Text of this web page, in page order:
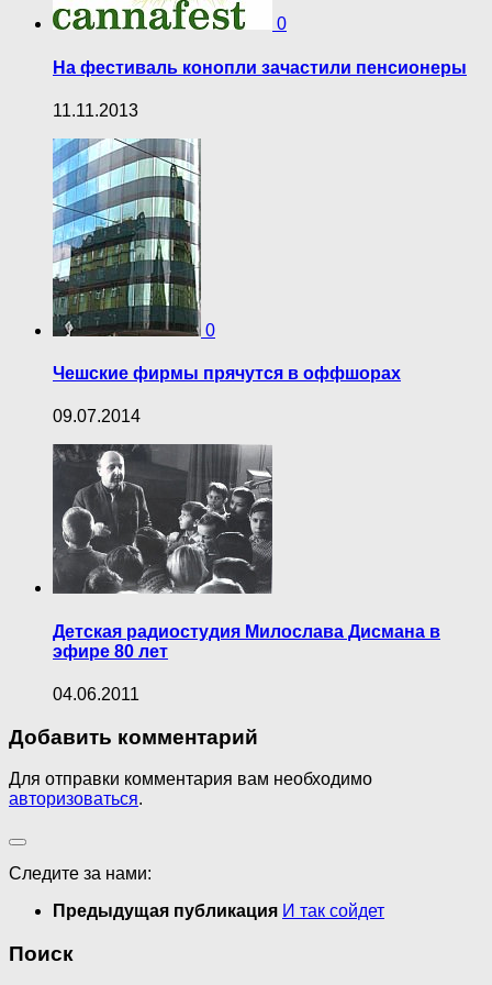
0
На фестиваль конопли зачастили пенсионеры
11.11.2013
0
Чешские фирмы прячутся в оффшорах
09.07.2014
Детская радиостудия Милослава Дисмана в
эфире 80 лет
04.06.2011
Добавить комментарий
Для отправки комментария вам необходимо
авторизоваться.
Следите за нами:
Предыдущая публикация И так сойдет
Поиск